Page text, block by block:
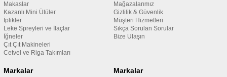
Makaslar
Kazanlı Mini Ütüler
İplikler
Leke Spreyleri ve İlaçlar
İğneler
Çıt Çıt Makineleri
Cetvel ve Riga Takımları
Mağazalarımız
Gizlilik & Güvenlik
Müşteri Hizmetleri
Sıkça Sorulan Sorular
Bize Ulaşın
Markalar Markalar